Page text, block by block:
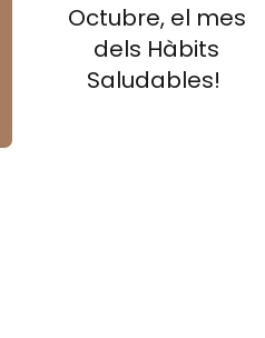
Octubre, el mes
dels Hàbits
Saludables!